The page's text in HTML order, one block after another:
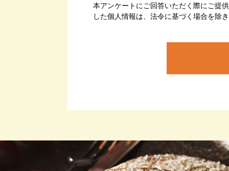
本アンケートにご回答いただく際にご提
した個人情報は、法令に基づく場合を除